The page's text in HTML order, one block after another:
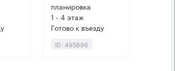
планировка
1 - 4 этаж
Готово к въезду
ID: 495696